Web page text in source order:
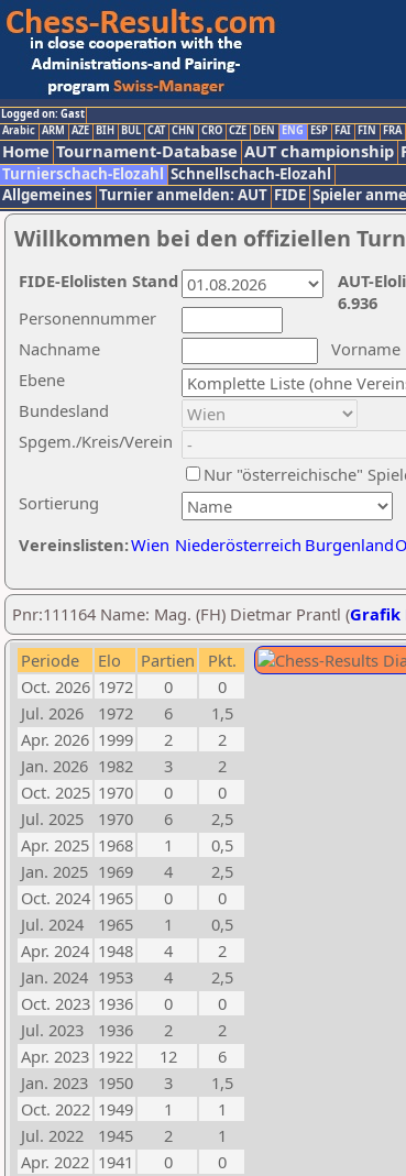
Logged on: Gast
Arabic ARM AZE BIH BUL CAT CHN CRO CZE DEN ENG ESP FAI FIN FRA
Home Tournament-Database AUT championship
Turnierschach-Elozahl Schnellschach-Elozahl
Allgemeines Turnier anmelden: AUT FIDE Spieler
Willkommen bei den offiziellen
Nachname
Vorname
Ebene
Sortierung
Personennummer
Bundesland
Spgem./Kreis/Verein
Nur "österreichische"
Vereinslisten:Wien Niederösterreich Burgenland
AUT-
6.936
FIDE-Elolisten Stand
Pnr:111164 Name: Mag. (FH) Dietmar Prantl (Grafik
Periode Elo Partien
Pkt.
Oct. 2026 1972 0
0
Jul. 2026
1972 6
1,5
Apr. 2026 1999 2
2
Jan. 2026 1982 3
2
Oct. 2025 1970 0
0
Jul. 2025
1970 6
2,5
Apr. 2025 1968 1
0,5
Jan. 2025 1969 4
2,5
Oct. 2024 1965 0
0
Jul. 2024
1965 1
0,5
Apr. 2024 1948 4
2
Jan. 2024 1953 4
2,5
Oct. 2023 1936 0
0
Jul. 2023
1936 2
2
Apr. 2023 1922 12
6
Jan. 2023 1950 3
1,5
Oct. 2022 1949 1
1
Jul. 2022
1945 2
1
Apr. 2022 1941 0
0